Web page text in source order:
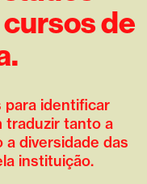
de
para identificar
traduzir tanto a
diversidade das
instituição.